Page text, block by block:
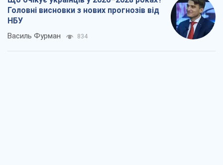
Головні висновки з нових прогнозів від
НБУ
Василь Фурман 834